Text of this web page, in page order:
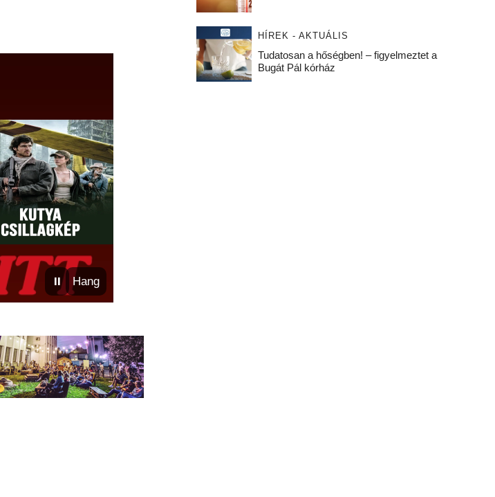
⏸ Hang
HÍREK - AKTUÁLIS
Tudatosan a hőségben! – figyelmeztet a
Bugát Pál kórház